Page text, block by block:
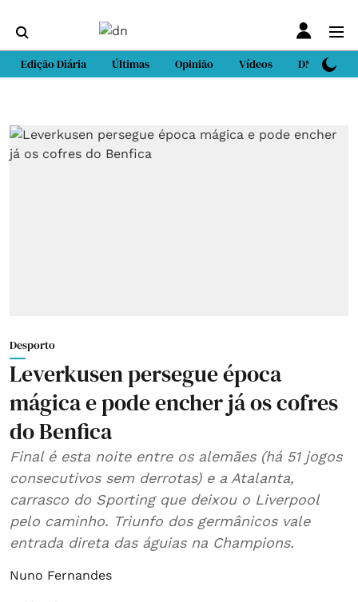
Edição Diária Últimas Opinião Vídeos DN Sport
Desporto
Leverkusen persegue época
mágica e pode encher já os cofres
do Benfica
Final é esta noite entre os alemães (há 51 jogos
consecutivos sem derrotas) e a Atalanta,
carrasco do Sporting que deixou o Liverpool
pelo caminho. Triunfo dos germânicos vale
entrada direta das águias na Champions.
Nuno Fernandes